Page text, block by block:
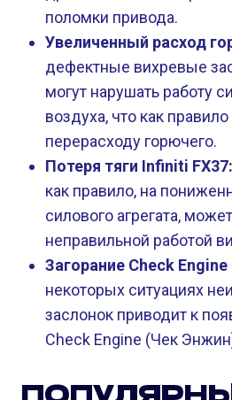
поломки привода.
Увеличенный расход
дефектные вихревые
могут нарушать работу
воздуха, что как
перерасходу горючего.
Потеря тяги Infiniti FX37:
как правило, на
силового агрегата,
неправильной работой
Загорание Check
некоторых ситуациях
заслонок приводит к
Check Engine (Чек